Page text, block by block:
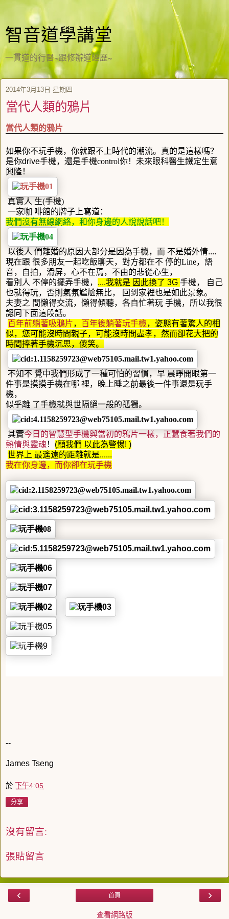
智音道學講堂
一貫道的行醫~跟修辦道經歷~
2014年3月13日 星期四
當代人類的鴉片
當代人類的鴉片
如果你不玩手機，你就跟不上時代的潮流。真的是這樣嗎？
是你drive手機，還是手機control你！未來眼科醫生鐵定生意
興隆！
真實人 生(手機)
一家咖 啡館的牌子上寫道：
我們沒有無線網絡，和你身邊的人說說話吧！
以後人 們離婚的原因大部分是因為手機，而 不是婚外情....
現在跟 很多朋友一起吃飯聊天，對方都在不 停的Line，語
音，自拍，滑屏，心不在焉，不由的悲從心生，
看別人 不停的擺弄手機， ....我就是 因此換了 3G 手機， 自己
也就得玩，否則氣氛尷尬無比， 回到家裡也是如此景象。
夫妻之 間懶得交流，懶得傾聽，各自忙著玩 手機，所以我很
認同下面這段話。
百年前躺著吸鴉片， 百年後躺著玩手機，姿態有著驚人的相
似，您可能沒時間親子，可能沒時間盡孝，然而卻花大把的
時間捧著手機沉思，傻笑。
不知不 覺中我們形成了一種可怕的習慣，早 晨睜開眼第一
件事是摸摸手機在哪 裡，晚上睡之前最後一件事還是玩手
機，
似乎離 了手機就與世隔絕一般的孤獨。
其實今日的智慧型手機與當初的鴉片一樣，正蠶食著我們的
熱情與靈魂 ！ (願我們 以此為警惕! )
世界上 最遙遠的距離就是......
我在你身邊，而你卻在玩手機
--
James Tseng
於 下午4:05
分享
沒有留言:
張貼留言
‹ ›
首頁
查看網路版